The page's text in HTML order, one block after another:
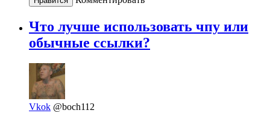
Что лучше использовать чпу или
обычные ссылки?
Vkok @boch112